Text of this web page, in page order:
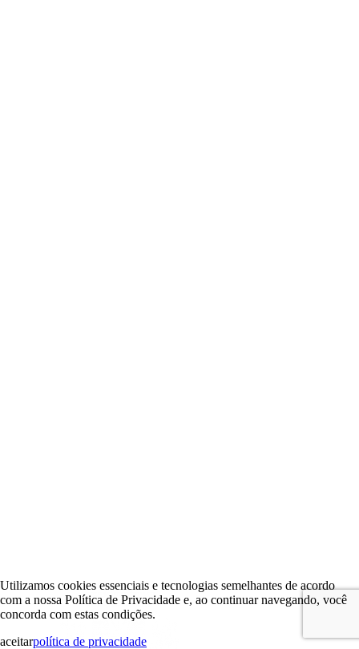
Utilizamos cookies essenciais e tecnologias semelhantes de acordo
com a nossa Política de Privacidade e, ao continuar navegando, você
concorda com estas condições.
aceitarpolítica de privacidade